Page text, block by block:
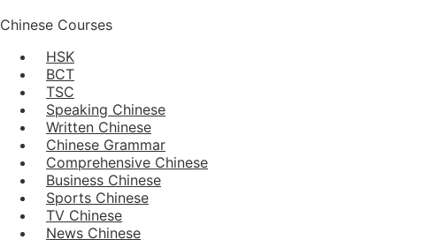
Chinese Courses
HSK
BCT
TSC
Speaking Chinese
Written Chinese
Chinese Grammar
Comprehensive Chinese
Business Chinese
Sports Chinese
TV Chinese
News Chinese